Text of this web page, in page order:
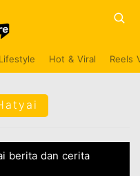
Lifestyle Hot & Viral Reels
berita dan cerita